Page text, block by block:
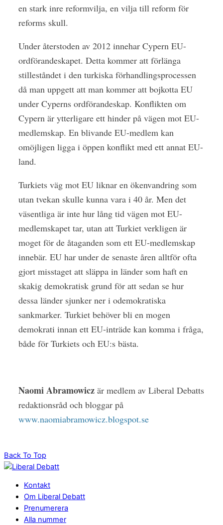
en stark inre reformvilja, en vilja till reform för
reforms skull.
Under återstoden av 2012 innehar Cypern EU-
ordförandeskapet. Detta kommer att förlänga
stilleståndet i den turkiska förhandlingsprocessen
då man uppgett att man kommer att bojkotta EU
under Cyperns ordförandeskap. Konflikten om
Cypern är ytterligare ett hinder på vägen mot EU-
medlemskap. En blivande EU-medlem kan
omöjligen ligga i öppen konflikt med ett annat EU-
land.
Turkiets väg mot EU liknar en ökenvandring som
utan tvekan skulle kunna vara i 40 år. Men det
väsentliga är inte hur lång tid vägen mot EU-
medlemskapet tar, utan att Turkiet verkligen är
moget för de åtaganden som ett EU-medlemskap
innebär. EU har under de senaste åren alltför ofta
gjort misstaget att släppa in länder som haft en
skakig demokratisk grund för att sedan se hur
dessa länder sjunker ner i odemokratiska
sankmarker. Turkiet behöver bli en mogen
demokrati innan ett EU-inträde kan komma i fråga,
både för Turkiets och EU:s bästa.
Naomi Abramowicz är medlem av Liberal Debatts
redaktionsråd och bloggar på
www.naomiabramowicz.blogspot.se
Back To Top
Kontakt
Om Liberal Debatt
Prenumerera
Alla nummer